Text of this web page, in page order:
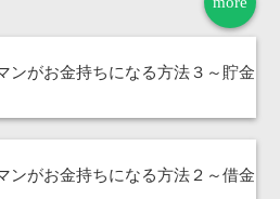
ンがお金持ちになる方法３～貯金
ンがお金持ちになる方法２～借金